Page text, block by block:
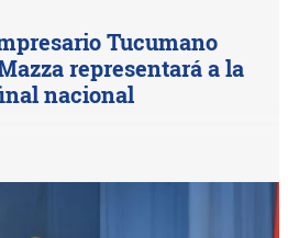
Tucumano
representará a la
nacional